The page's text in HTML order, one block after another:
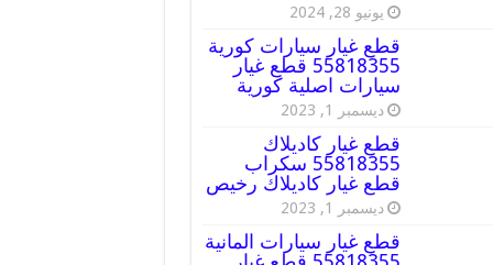
يونيو 28, 2024
قطع غيار سيارات كورية
55818355 قطع غيار
سيارات اصلية كورية
ديسمبر 1, 2023
قطع غيار كاديلاك
55818355 سكراب
قطع غيار كاديلاك رخيص
ديسمبر 1, 2023
قطع غيار سيارات المانية